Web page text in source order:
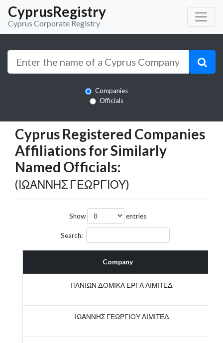
CyprusRegistry
Cyprus Corporate Registry
Companies
Officials
Cyprus Registered Companies
Affiliations for Similarly
Named Officials:
(ΙΩΑΝΝΗΣ ΓΕΩΡΓΙΟΥ)
Show entries
Search:
Company
ΠΑΝΙΩΝ ΔΟΜΙΚΑ ΕΡΓΑ ΛΙΜΙΤΕΔ
ΙΩΑΝΝΗΣ ΓΕΩΡΓΙΟΥ ΛΙΜΙΤΕΔ